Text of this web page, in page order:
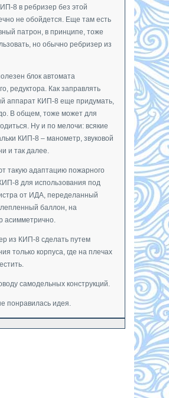
8 в ребризер без этой
не обойдется. Еще там есть
патрон, в принципе, тоже
но обычно ребризер из
блок автомата
редуктора. Как заправлять
аппарат КИП-8 еще придумать,
В общем, тоже может для
Ну и по мелочи: всякие
КИП-8 – манометр, звуковой
и так далее.
такую адаптацию пожарного
8 для использования под
от ИДА, переделанный
баллон, на
асимметрично.
из КИП-8 сделать путем
только корпуса, где на плечах
самодельных конструкций.
понравилась идея.